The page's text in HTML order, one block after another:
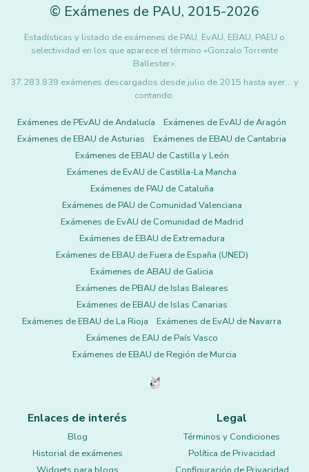
© Exámenes de PAU, 2015-2026
Estadísticas y listado de exámenes de PAU, EvAU, EBAU, PAEU o
selectividad en los que aparece el término «Gonzalo Torrente
Ballester».
37.283.839 exámenes descargados desde julio de 2015 hasta ayer... y
contando.
Exámenes de PEvAU de Andalucía
Exámenes de EvAU de Aragón
Exámenes de EBAU de Asturias
Exámenes de EBAU de Cantabria
Exámenes de EBAU de Castilla y León
Exámenes de EvAU de Castilla-La Mancha
Exámenes de PAU de Cataluña
Exámenes de PAU de Comunidad Valenciana
Exámenes de EvAU de Comunidad de Madrid
Exámenes de EBAU de Extremadura
Exámenes de EBAU de Fuera de España (UNED)
Exámenes de ABAU de Galicia
Exámenes de PBAU de Islas Baleares
Exámenes de EBAU de Islas Canarias
Exámenes de EBAU de La Rioja
Exámenes de EvAU de Navarra
Exámenes de EAU de País Vasco
Exámenes de EBAU de Región de Murcia
Enlaces de interés
Blog
Historial de exámenes
Legal
Términos y Condiciones
Política de Privacidad